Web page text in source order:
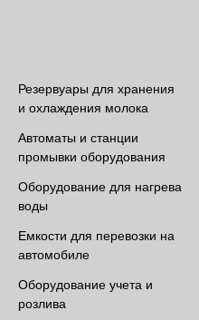
Резервуары для хранения
и охлаждения молока
Автоматы и станции
промывки оборудования
Оборудование для нагрева
воды
Емкости для перевозки на
автомобиле
Оборудование учета и
розлива